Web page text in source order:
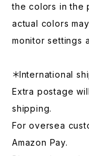
the colors in the
actual colors
monitor settings
＊International
Extra postage
shipping.
For oversea
Amazon Pay.